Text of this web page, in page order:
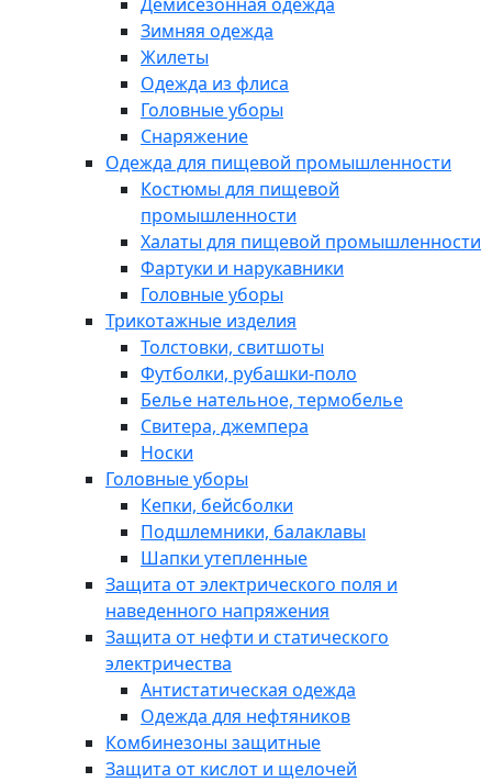
Зимняя одежда
Жилеты
Одежда из флиса
Головные уборы
Снаряжение
Одежда для пищевой промышленности
Костюмы для пищевой
промышленности
Халаты для пищевой промышленности
Фартуки и нарукавники
Головные уборы
Трикотажные изделия
Толстовки, свитшоты
Футболки, рубашки-поло
Белье нательное, термобелье
Свитера, джемпера
Носки
Головные уборы
Кепки, бейсболки
Подшлемники, балаклавы
Шапки утепленные
Защита от электрического поля и
наведенного напряжения
Защита от нефти и статического
электричества
Антистатическая одежда
Одежда для нефтяников
Комбинезоны защитные
Защита от кислот и щелочей